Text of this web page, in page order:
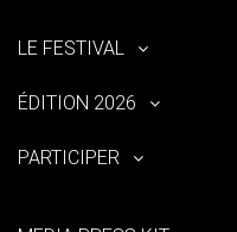
LE FESTIVAL
ÉDITION 2026
PARTICIPER